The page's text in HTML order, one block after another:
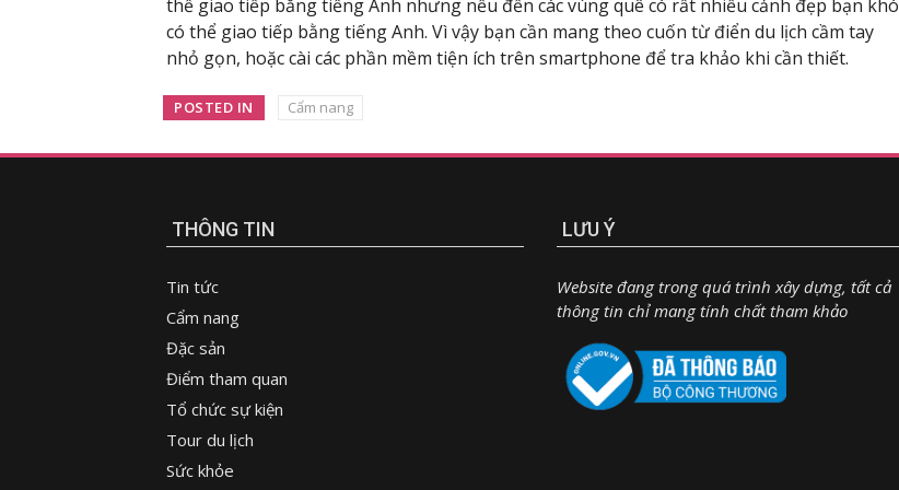
thể giao tiếp bằng tiếng Anh nhưng nếu đến các vùng quê có rất nhiều cảnh đẹp bạn khó
có thể giao tiếp bằng tiếng Anh. Vì vậy bạn cần mang theo cuốn từ điển du lịch cầm tay
nhỏ gọn, hoặc cài các phần mềm tiện ích trên smartphone để tra khảo khi cần thiết.
POSTED IN Cẩm nang
THÔNG TIN
Tin tức
Cẩm nang
Đặc sản
Điểm tham quan
Tổ chức sự kiện
Tour du lịch
Sức khỏe
LƯU Ý
Website đang trong quá trình xây dựng, tất cả
thông tin chỉ mang tính chất tham khảo